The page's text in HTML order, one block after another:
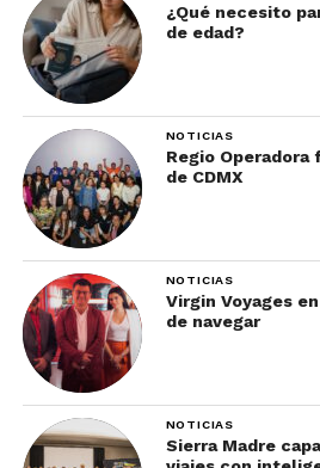
y luego se rostiza en un horno
“tandoor”.
Rogan Josh
Típico de la región de
origen persa se cocina con
espesa salsa que contiene varios
¿Qué necesito
de edad?
NOTICIAS
Regio
de CDMX
NOTICIAS
Virgin Voyages
de navegar
NOTICIAS
Sierra Madre